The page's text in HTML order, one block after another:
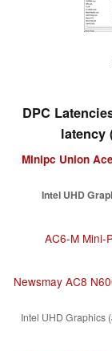
DPC
latency
Minipc Union
Intel UHD
AC6-M Mini-
Newsmay AC8
Intel UHD Graphics